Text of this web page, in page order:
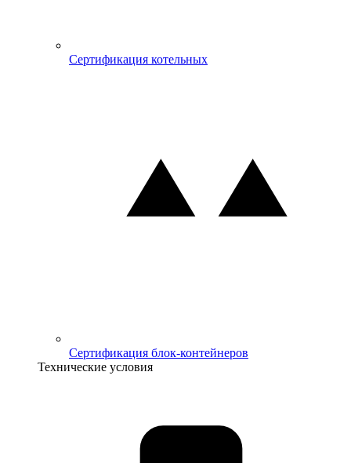
Сертификация котельных
Сертификация блок-контейнеров
Технические условия